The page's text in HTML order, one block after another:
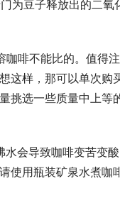
为豆子释放出的二氧
咖啡不能比的。值得
这样，那可以单次购
挑选一些质量中上等
水会导致咖啡变苦变
使用瓶装矿泉水煮咖